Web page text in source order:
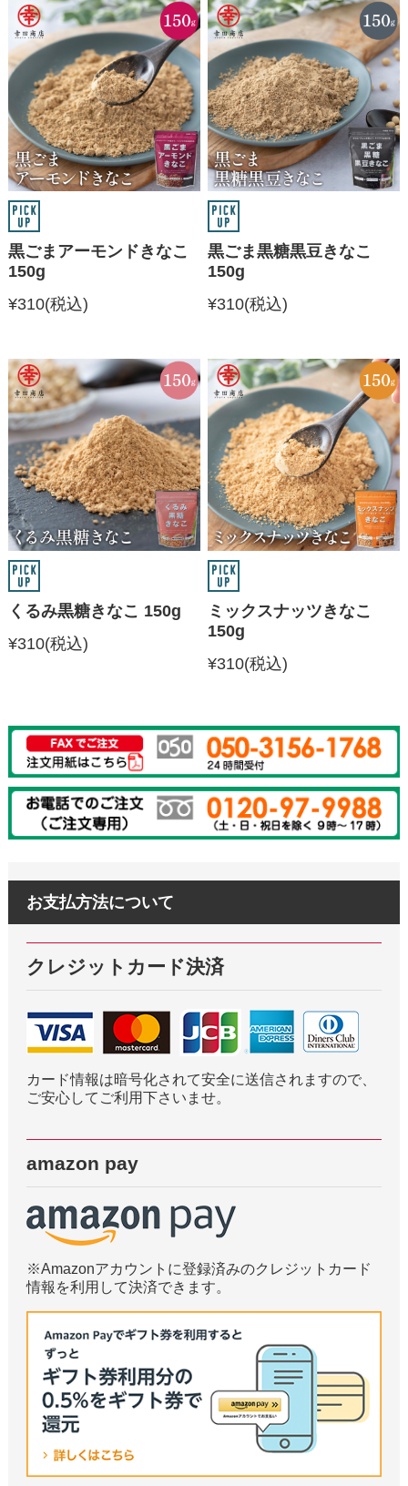
黒ごまアーモンドきなこ
150g
¥310(税込)
黒ごま黒糖黒豆きなこ
150g
¥310(税込)
くるみ黒糖きなこ 150g
¥310(税込)
ミックスナッツきなこ
150g
¥310(税込)
お支払方法について
クレジットカード決済
カード情報は暗号化されて安全に送信されますので、
ご安心してご利用下さいませ。
amazon pay
※Amazonアカウントに登録済みのクレジットカード
情報を利用して決済できます。